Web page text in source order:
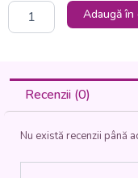
Cantitate
CHIA
DE
Adaugă în
Recenzii (0)
Nu există recenzii până